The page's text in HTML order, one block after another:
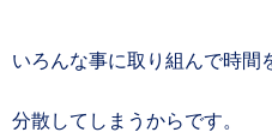
いろんな事に取り組んで時間
分散してしまうからです。